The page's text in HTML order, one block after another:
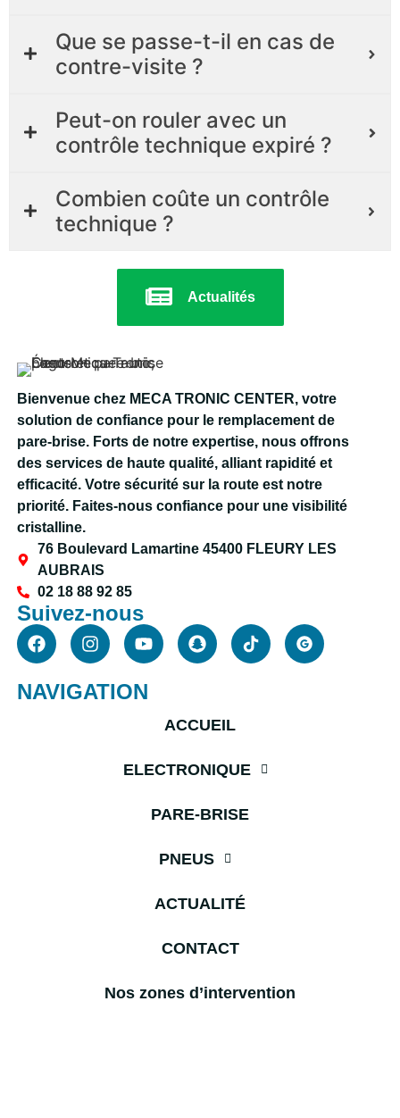
Que se passe-t-il en cas de
contre-visite ?
Peut-on rouler avec un
contrôle technique expiré ?
Combien coûte un contrôle
technique ?
Actualités
Bienvenue chez MECA TRONIC CENTER, votre
solution de confiance pour le remplacement de
pare-brise. Forts de notre expertise, nous offrons
des services de haute qualité, alliant rapidité et
efficacité. Votre sécurité sur la route est notre
priorité. Faites-nous confiance pour une visibilité
cristalline.
76 Boulevard Lamartine 45400 FLEURY LES
AUBRAIS
02 18 88 92 85
Suivez-nous
NAVIGATION
ACCUEIL
ELECTRONIQUE
PARE-BRISE
PNEUS
ACTUALITÉ
CONTACT
Nos zones d’intervention